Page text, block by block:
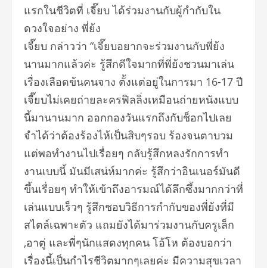
แรกในชีวิตที่ เจี๊ยบ ได้ร่วมงานกับผู้กำกับใน
ดวงใจอย่าง พี่ย้ง
เจี๊ยบ กล่าวว่า “เจี๊ยบอยากจะร่วมงานกับพี่ย้ง
นานมากแล้วค่ะ รู้สึกดีใจมากที่พี่ย้งชวนมาเล่น
เรื่องเลือดข้นคนจาง ตั้งแต่อยู่ในการมา 16-17 ปี
เจี๊ยบไม่เคยถ่ายละครฟิลลิ่งเหมือนถ่ายหนังแบบ
นี้มานานมาก ออกกองวันแรกถึงกับช็อกไปเลย
จำได้ว่าต้องร้องไห้เป็นสิบๆรอบ ร้องจนตาบวม
แต่พอทำงานไปเรื่อยๆ กลับรู้สึกหลงรักการทำ
งานเบบนี้ มันมีเสน่ห์มากค่ะ รู้สึกว่าอินเนอร์มันดี
ขึ้นเรื่อยๆ ทำให้เข้าถึงอารมณ์ได้ลึกซึ้งมากกว่าที่
เล่นแบบเร็วๆ รู้สึกชอบวิธีการกำกับของพี่ย้งที่มี
สไตล์เฉพาะตัว แถมยังได้มาร่วมงานกับครูเล็ก
,อาตู่ และพี่ๆนักแสดงทุกคน โอ้โห ต้องบอกว่า
เรื่องนี้เป็นกำไรชีวิตมากๆเลยค่ะ มีความสุขเวลา